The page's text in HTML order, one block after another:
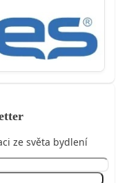
ze světa bydlení